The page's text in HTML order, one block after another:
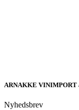
ARNAKKE VINIMPORT
Nyhedsbrev